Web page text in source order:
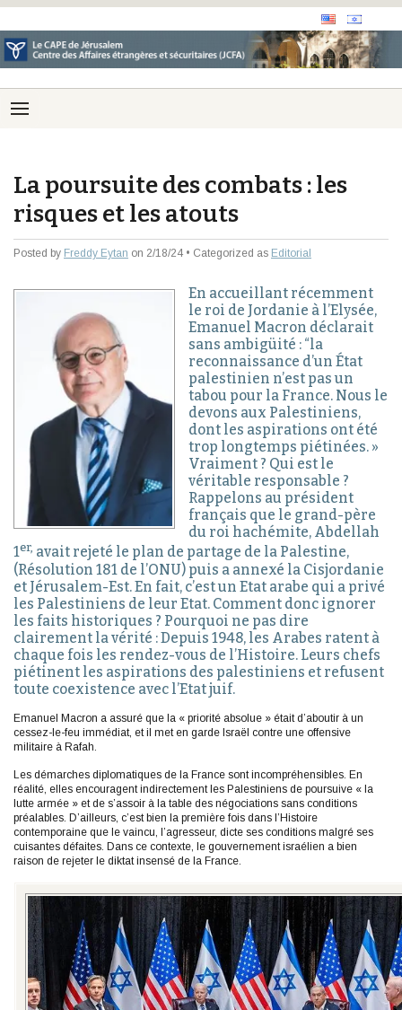
La poursuite des combats : les
risques et les atouts
Posted by Freddy Eytan on 2/18/24 • Categorized as Editorial
En accueillant récemment
le roi de Jordanie à l’Elysée,
Emanuel Macron déclarait
sans ambigüité : “la
reconnaissance d’un État
palestinien n’est pas un
tabou pour la France. Nous le
devons aux Palestiniens,
dont les aspirations ont été
trop longtemps piétinées. »
Vraiment ? Qui est le
véritable responsable ?
Rappelons au président
français que le grand-père
du roi hachémite, Abdellah
1er, avait rejeté le plan de partage de la Palestine,
(Résolution 181 de l’ONU) puis a annexé la Cisjordanie
et Jérusalem-Est. En fait, c’est un Etat arabe qui a privé
les Palestiniens de leur Etat. Comment donc ignorer
les faits historiques ? Pourquoi ne pas dire
clairement la vérité : Depuis 1948, les Arabes ratent à
chaque fois les rendez-vous de l’Histoire. Leurs chefs
piétinent les aspirations des palestiniens et refusent
toute coexistence avec l’Etat juif.
Emanuel Macron a assuré que la « priorité absolue » était d’aboutir à un
cessez-le-feu immédiat, et il met en garde Israël contre une offensive
militaire à Rafah.
Les démarches diplomatiques de la France sont incompréhensibles. En
réalité, elles encouragent indirectement les Palestiniens de poursuive « la
lutte armée » et de s’assoir à la table des négociations sans conditions
préalables. D’ailleurs, c’est bien la première fois dans l’Histoire
contemporaine que le vaincu, l’agresseur, dicte ses conditions malgré ses
cuisantes défaites. Dans ce contexte, le gouvernement israélien a bien
raison de rejeter le diktat insensé de la France.